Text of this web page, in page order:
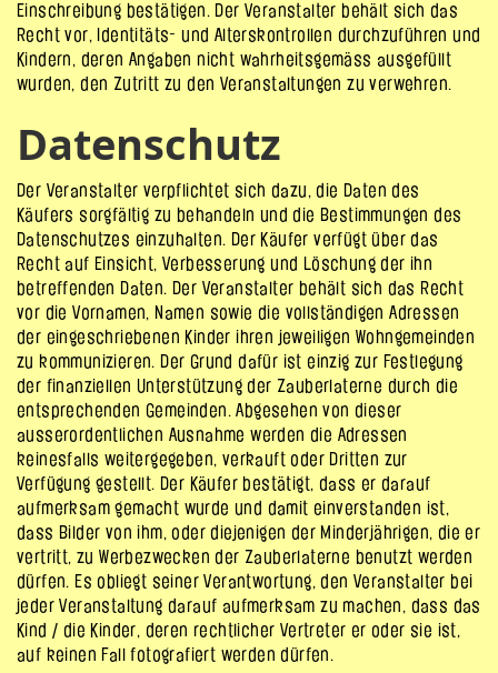
Einschreibung bestätigen. Der Veranstalter behält sich das
Recht vor, Identitäts- und Alterskontrollen durchzuführen und
Kindern, deren Angaben nicht wahrheitsgemäss ausgefüllt
wurden, den Zutritt zu den Veranstaltungen zu verwehren.
Datenschutz
Der Veranstalter verpflichtet sich dazu, die Daten des
Käufers sorgfältig zu behandeln und die Bestimmungen des
Datenschutzes einzuhalten. Der Käufer verfügt über das
Recht auf Einsicht, Verbesserung und Löschung der ihn
betreffenden Daten. Der Veranstalter behält sich das Recht
vor die Vornamen, Namen sowie die vollständigen Adressen
der eingeschriebenen Kinder ihren jeweiligen Wohngemeinden
zu kommunizieren. Der Grund dafür ist einzig zur Festlegung
der finanziellen Unterstützung der Zauberlaterne durch die
entsprechenden Gemeinden. Abgesehen von dieser
ausserordentlichen Ausnahme werden die Adressen
keinesfalls weitergegeben, verkauft oder Dritten zur
Verfügung gestellt. Der Käufer bestätigt, dass er darauf
aufmerksam gemacht wurde und damit einverstanden ist,
dass Bilder von ihm, oder diejenigen der Minderjährigen, die er
vertritt, zu Werbezwecken der Zauberlaterne benutzt werden
dürfen. Es obliegt seiner Verantwortung, den Veranstalter bei
jeder Veranstaltung darauf aufmerksam zu machen, dass das
Kind / die Kinder, deren rechtlicher Vertreter er oder sie ist,
auf keinen Fall fotografiert werden dürfen.